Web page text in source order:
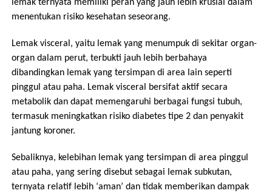
lemak ternyata memiliki peran yang jauh lebih krusial dalam
menentukan risiko kesehatan seseorang.
Lemak visceral, yaitu lemak yang menumpuk di sekitar organ-
organ dalam perut, terbukti jauh lebih berbahaya
dibandingkan lemak yang tersimpan di area lain seperti
pinggul atau paha. Lemak visceral bersifat aktif secara
metabolik dan dapat memengaruhi berbagai fungsi tubuh,
termasuk meningkatkan risiko diabetes tipe 2 dan penyakit
jantung koroner.
Sebaliknya, kelebihan lemak yang tersimpan di area pinggul
atau paha, yang sering disebut sebagai lemak subkutan,
ternyata relatif lebih ‘aman’ dan tidak memberikan dampak